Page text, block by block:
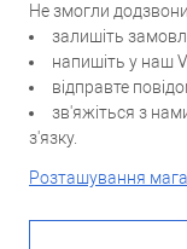
Не змогли
залишіть
напишіть у наш
відправте
зв'яжіться з
з'язку.
Розташування